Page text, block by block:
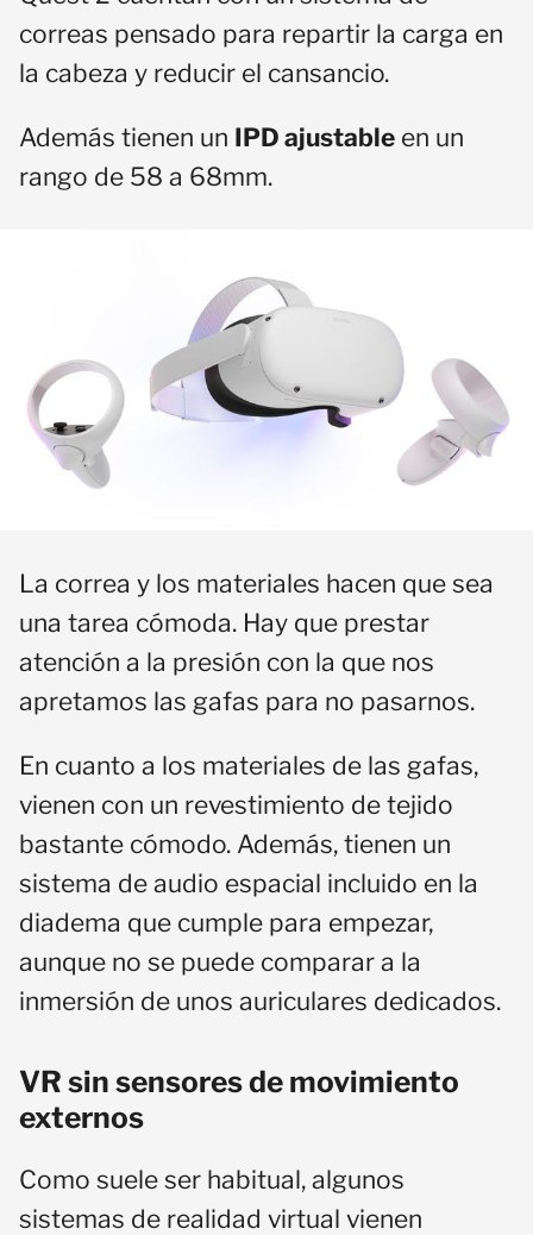
correas pensado para repartir la carga en
la cabeza y reducir el cansancio.
Además tienen un IPD ajustable en un
rango de 58 a 68mm.
La correa y los materiales hacen que sea
una tarea cómoda. Hay que prestar
atención a la presión con la que nos
apretamos las gafas para no pasarnos.
En cuanto a los materiales de las gafas,
vienen con un revestimiento de tejido
bastante cómodo. Además, tienen un
sistema de audio espacial incluido en la
diadema que cumple para empezar,
aunque no se puede comparar a la
inmersión de unos auriculares dedicados.
VR sin sensores de movimiento
externos
Como suele ser habitual, algunos
sistemas de realidad virtual vienen